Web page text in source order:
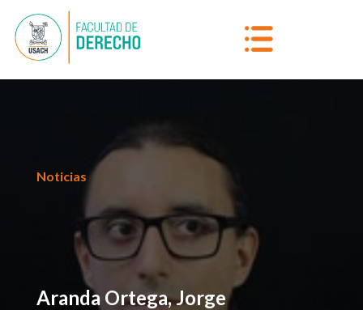
Noticias
Aranda Ortega, Jorge